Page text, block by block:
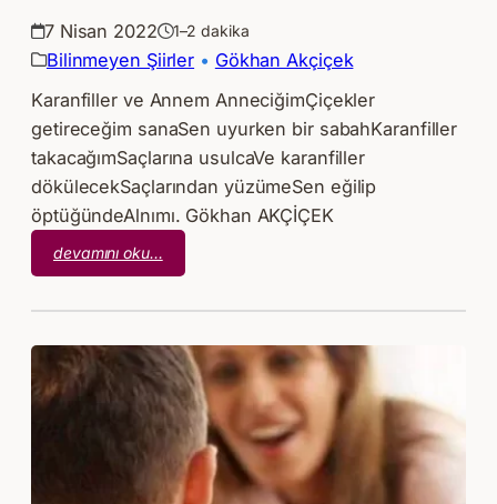
7 Nisan 2022 1–2 dakika
Bilinmeyen Şiirler • Gökhan Akçiçek
Karanfiller ve Annem AnneciğimÇiçekler
getireceğim sanaSen uyurken bir sabahKaranfiller
takacağımSaçlarına usulcaVe karanfiller
dökülecekSaçlarından yüzümeSen eğilip
öptüğündeAlnımı. Gökhan AKÇİÇEK
devamını oku…
Gökhan
Karanfiller
ve
Annem